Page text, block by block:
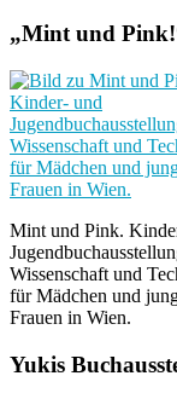
„Mint und
Mint und Pink.
Wissenschaft und
für Mädchen und
Frauen in Wien.
Yukis